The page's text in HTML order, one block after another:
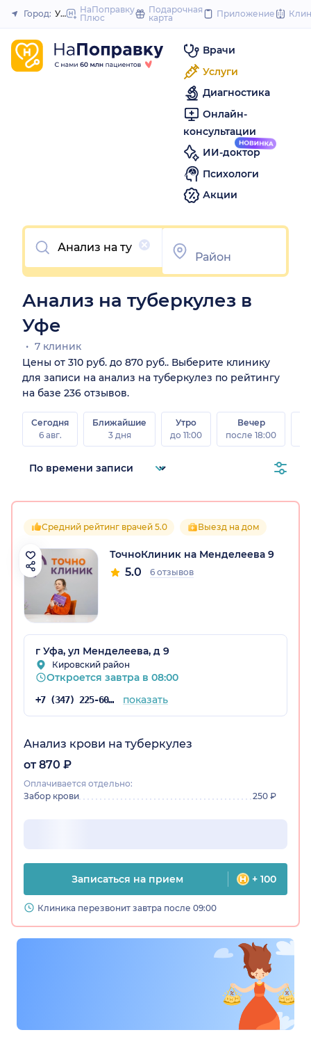
to
Закрыть
Город: Уфа
НаПоправку
Плюс
Подарочная
карта
Приложение
Врачи
Услуги
Диагностика
Онлайн-
консультации
ИИ-доктор
Психологи
Акции
Очистить
Анализ на туберкулез в
Уфе
7 клиник
Цены от 310 руб. до 870 руб.. Выберите клинику
для записи на анализ на туберкулез по рейтингу
на базе 236 отзывов.
Сегодня
6 авг.
Ближайшие
3 дня
Утро
до 11:00
Вечер
после 18:00
Средний рейтинг врачей 5.0 Выезд на дом
ТочноКлиник на Менделеева 9
5.0 6 отзывов
г Уфа, ул Менделеева, д 9
Кировский район
Откроется завтра в 08:00
+7 (347) 225-60-84 показать
Анализ крови на туберкулез
от 870 ₽
Оплачивается отдельно:
Забор крови
250 ₽
Записаться на прием + 100
Клиника перезвонит завтра после 09:00